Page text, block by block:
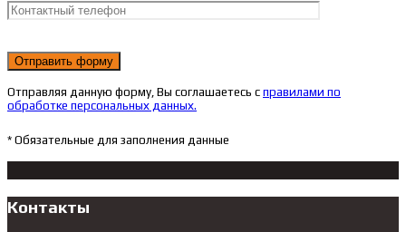
Отправляя данную форму, Вы соглашаетесь с правилами по
обработке персональных данных.
* Обязательные для заполнения данные
Контакты